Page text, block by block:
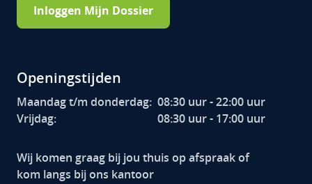
Inloggen Mijn Dossier
Openingstijden
Maandag t/m donderdag: 08:30 uur - 22:00 uur
Vrijdag:
08:30 uur - 17:00 uur
Wij komen graag bij jou thuis op afspraak of
kom langs bij ons kantoor